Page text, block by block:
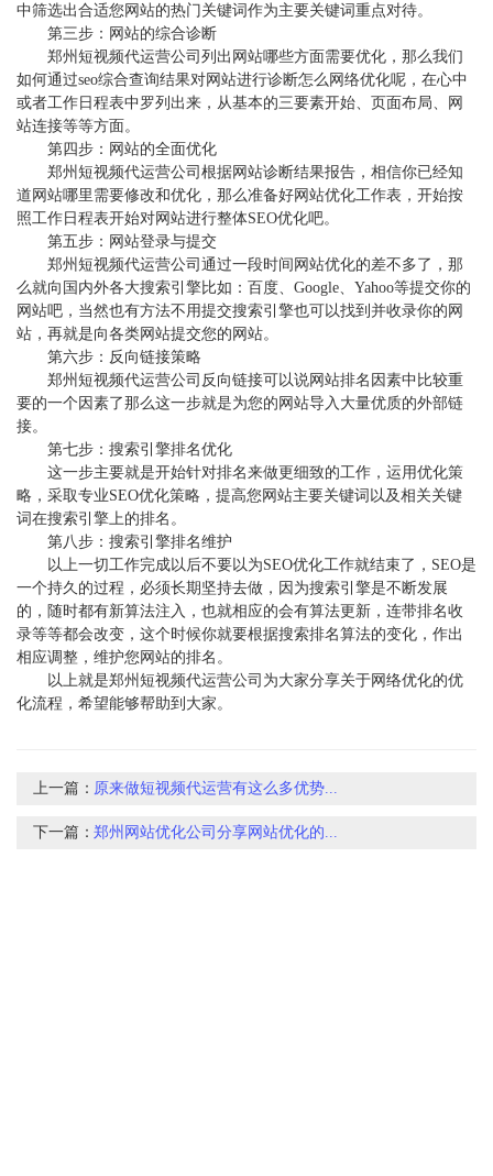
中筛选出合适您网站的热门关键词作为主要关键词重点对待。
第三步：网站的综合诊断
郑州短视频代运营公司列出网站哪些方面需要优化，那么我们
如何通过seo综合查询结果对网站进行诊断怎么网络优化呢，在心中
或者工作日程表中罗列出来，从基本的三要素开始、页面布局、网
站连接等等方面。
第四步：网站的全面优化
郑州短视频代运营公司根据网站诊断结果报告，相信你已经知
道网站哪里需要修改和优化，那么准备好网站优化工作表，开始按
照工作日程表开始对网站进行整体SEO优化吧。
第五步：网站登录与提交
郑州短视频代运营公司通过一段时间网站优化的差不多了，那
么就向国内外各大搜索引擎比如：百度、Google、Yahoo等提交你的
网站吧，当然也有方法不用提交搜索引擎也可以找到并收录你的网
站，再就是向各类网站提交您的网站。
第六步：反向链接策略
郑州短视频代运营公司反向链接可以说网站排名因素中比较重
要的一个因素了那么这一步就是为您的网站导入大量优质的外部链
接。
第七步：搜索引擎排名优化
这一步主要就是开始针对排名来做更细致的工作，运用优化策
略，采取专业SEO优化策略，提高您网站主要关键词以及相关关键
词在搜索引擎上的排名。
第八步：搜索引擎排名维护
以上一切工作完成以后不要以为SEO优化工作就结束了，SEO是
一个持久的过程，必须长期坚持去做，因为搜索引擎是不断发展
的，随时都有新算法注入，也就相应的会有算法更新，连带排名收
录等等都会改变，这个时候你就要根据搜索排名算法的变化，作出
相应调整，维护您网站的排名。
以上就是郑州短视频代运营公司为大家分享关于网络优化的优
化流程，希望能够帮助到大家。
上一篇： 原来做短视频代运营有这么多优势...
下一篇：郑州网站优化公司分享网站优化的...